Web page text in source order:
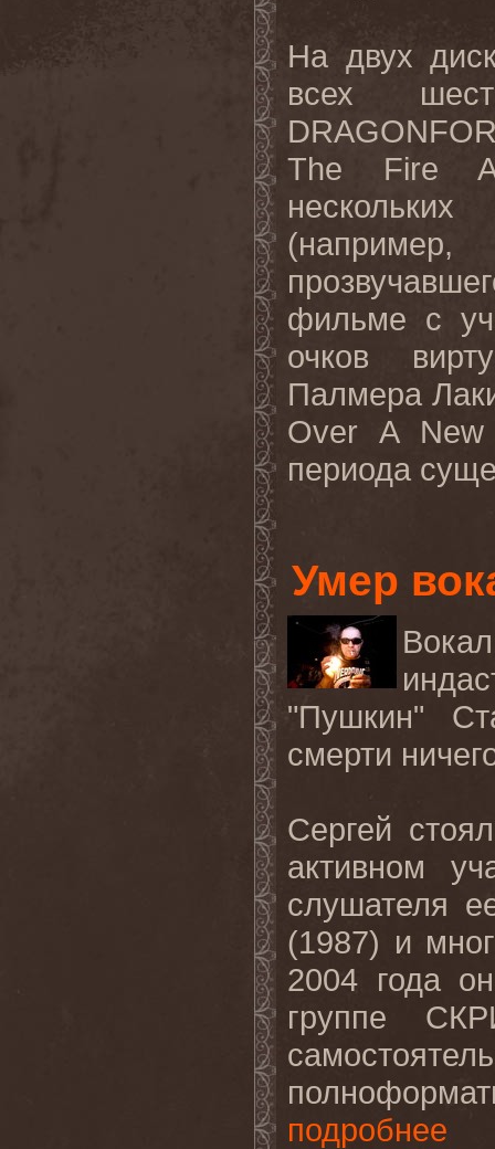
На двух
всех
The
Fire
фильме с
очков
Палмера
Over A
New
периода
Умер
"Пушкин"
смерти
Сергей
активном
слушателя
(1987) и
2004 года
группе
подробнее